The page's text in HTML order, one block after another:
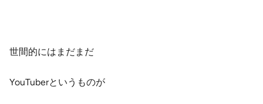
世間的にはまだまだ
YouTuberというものが